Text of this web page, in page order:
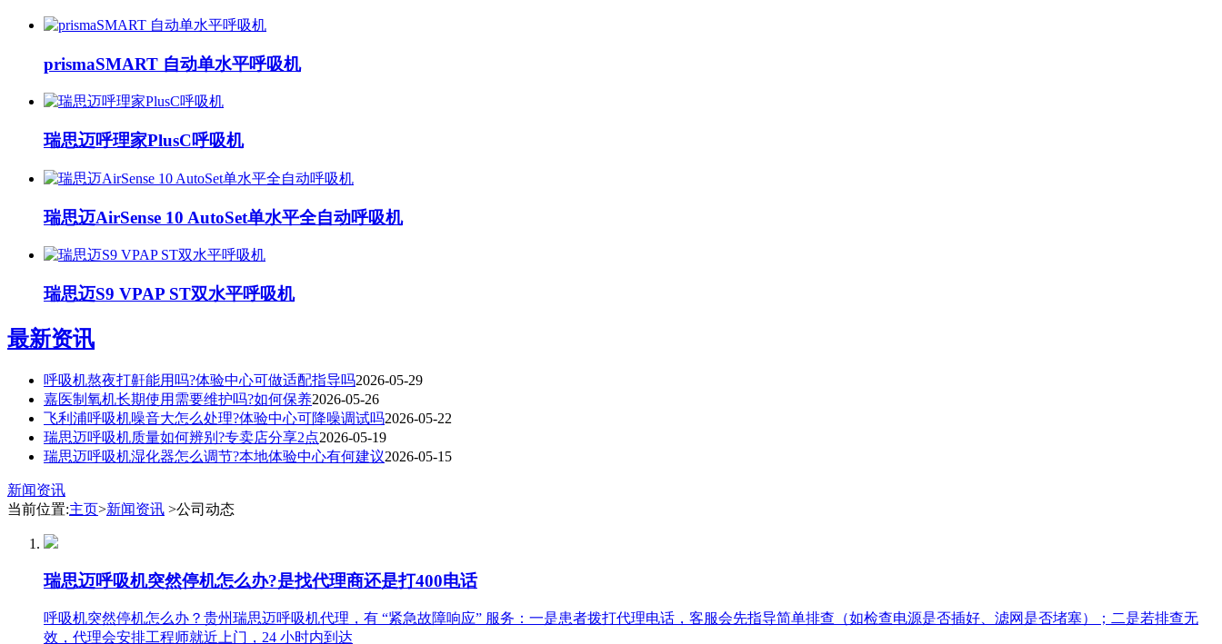
prismaSMART 自动单水平呼吸机
瑞思迈呼理家PlusC呼吸机
瑞思迈AirSense 10 AutoSet单水平全自动呼吸机
瑞思迈S9 VPAP ST双水平呼吸机
最新资讯
呼吸机熬夜打鼾能用吗?体验中心可做适配指导吗2026-05-29
嘉医制氧机长期使用需要维护吗?如何保养2026-05-26
飞利浦呼吸机噪音大怎么处理?体验中心可降噪调试吗2026-05-22
瑞思迈呼吸机质量如何辨别?专卖店分享2点2026-05-19
瑞思迈呼吸机湿化器怎么调节?本地体验中心有何建议2026-05-15
新闻资讯
当前位置:主页>新闻资讯 >公司动态
瑞思迈呼吸机突然停机怎么办?是找代理商还是打400电话
呼吸机突然停机怎么办？贵州瑞思迈呼吸机代理，有 “紧急故障响应” 服务：一是患者拨打代理电话，客服会先指导简单排查（如检查电源是否插好、滤网是否堵塞）；二是若排查无
效，代理会安排工程师就近上门，24 小时内到达